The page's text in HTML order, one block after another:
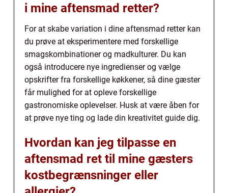
i mine aftensmad retter?
For at skabe variation i dine aftensmad retter kan
du prøve at eksperimentere med forskellige
smagskombinationer og madkulturer. Du kan
også introducere nye ingredienser og vælge
opskrifter fra forskellige køkkener, så dine gæster
får mulighed for at opleve forskellige
gastronomiske oplevelser. Husk at være åben for
at prøve nye ting og lade din kreativitet guide dig.
Hvordan kan jeg tilpasse en
aftensmad ret til mine gæsters
kostbegrænsninger eller